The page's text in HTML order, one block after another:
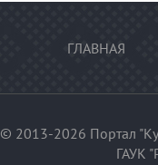
ГЛАВНАЯ
© 2013-2026 Портал
ГАУК